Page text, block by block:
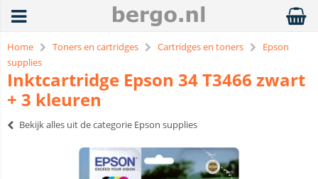
Home Toners en cartridges Cartridges en toners
Epson
supplies
Inktcartridge Epson 34 T3466 zwart
+ 3 kleuren
Bekijk alles uit de categorie Epson supplies